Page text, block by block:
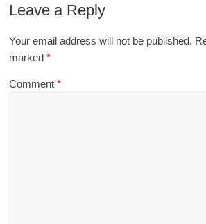
Leave a Reply
Your email address will not be published.
marked*
Comment*